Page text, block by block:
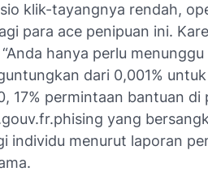
klik-tayangnya rendah,
para ace penipuan ini.
hanya perlu
dari 0,001% untuk
17% permintaan bantuan di
yang
individu menurut laporan